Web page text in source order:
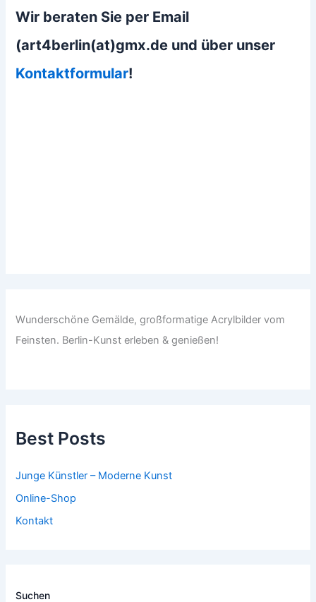
Wir beraten Sie per Email
(art4berlin(at)gmx.de und über unser
Kontaktformular!
Wunderschöne Gemälde, großformatige Acrylbilder vom
Feinsten. Berlin-Kunst erleben & genießen!
Best Posts
Junge Künstler – Moderne Kunst
Online-Shop
Kontakt
Suchen